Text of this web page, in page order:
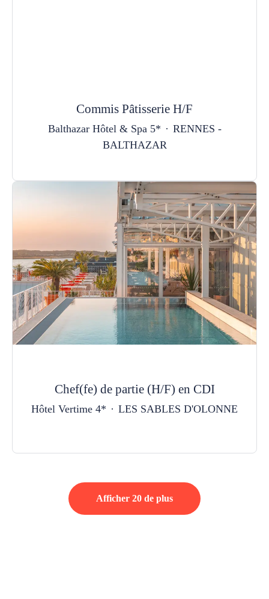
Commis Pâtisserie H/F
Balthazar Hôtel & Spa 5* · RENNES -
BALTHAZAR
Chef(fe) de partie (H/F) en CDI
Hôtel Vertime 4* · LES SABLES D'OLONNE
Afficher 20 de plus